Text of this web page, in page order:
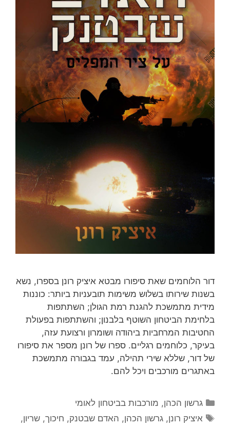
דור הלוחמים שאת סיפורו מבטא איציק רונן בספרו, נשא
בשנות שירותו בשלוש משימות תובעניות ביותר: כוננות
מידית מתמשכת להגנת רמת הגולן; השתתפות
בלחימת הביטחון השוטף בלבנון; והשתתפות בפעולת
החטיבות המרחביות ביהודה ושומרון ורצועת עזה,
בעיקר, כלוחמים רגליים. ספרו של רונן מספר את סיפורו
של דור, שללא שירי תהילה, עמד בגבורה מתמשכת
באתגרים מורכבים ויכל להם.
קטגוריות
גרשון הכהן, מורכבות בביטחון לאומי
תגיות
איציק רונן,גרשון הכהן, האדם שבטנק, חיכוך,שריון,